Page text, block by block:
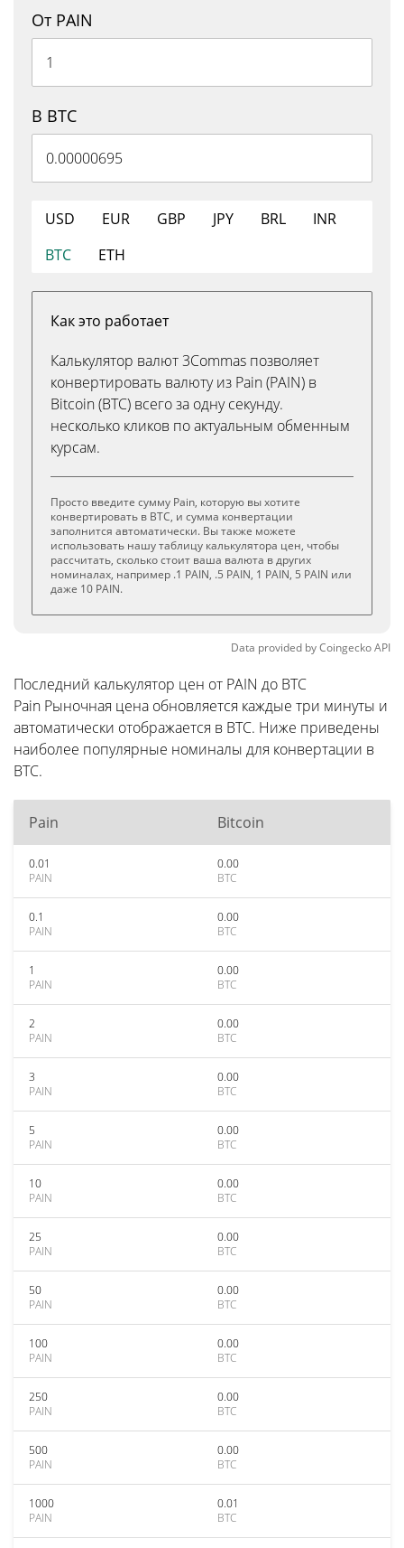
От PAIN
В BTC
USD EUR GBP JPY BRL
INR
BTC
ETH
Как это работает
Калькулятор валют 3Commas позволяет
конвертировать валюту из Pain (PAIN) в
Bitcoin (BTC) всего за одну секунду.
несколько кликов по актуальным обменным
курсам.
Просто введите сумму Pain, которую вы хотите
конвертировать в BTC, и сумма конвертации
заполнится автоматически. Вы также можете
использовать нашу таблицу калькулятора цен, чтобы
рассчитать, сколько стоит ваша валюта в других
номиналах, например .1 PAIN, .5 PAIN, 1 PAIN, 5 PAIN или
даже 10 PAIN.
Data provided byCoingeckoAPI
Последний калькулятор цен от PAIN до BTC
Pain Рыночная цена обновляется каждые три минуты и
автоматически отображается в BTC. Ниже приведены
наиболее популярные номиналы для конвертации в
BTC.
Pain Bitcoin
0.01
PAIN
0.00
BTC
0.1
PAIN
0.00
BTC
1
PAIN
0.00
BTC
2
PAIN
0.00
BTC
3
PAIN
0.00
BTC
5
PAIN
0.00
BTC
10
PAIN
0.00
BTC
25
PAIN
0.00
BTC
50
PAIN
0.00
BTC
100
PAIN
0.00
BTC
250
PAIN
0.00
BTC
500
PAIN
0.00
BTC
1000
PAIN
0.01
BTC